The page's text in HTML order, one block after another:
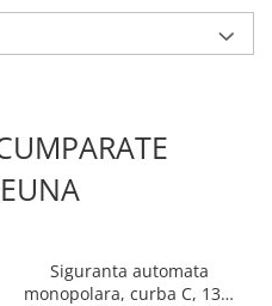
Siguranta automata
monopolara, curba C, 13A,